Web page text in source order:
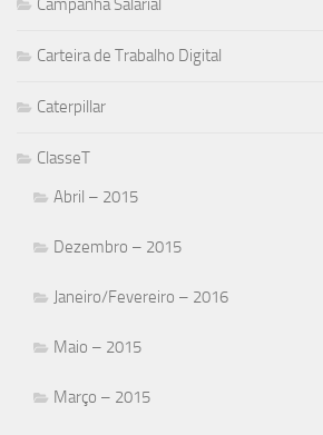
Campanha Salarial
Carteira de Trabalho Digital
Caterpillar
ClasseT
Abril – 2015
Dezembro – 2015
Janeiro/Fevereiro – 2016
Maio – 2015
Março – 2015